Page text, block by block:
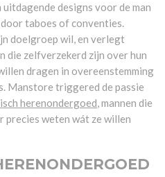
designs voor de man
taboes of conventies.
doelgroep wil, en verlegt
die zelfverzekerd zijn over hun
dragen in overeenstemming
Manstore triggered de passie
herenondergoed, mannen die
precies weten wát ze willen